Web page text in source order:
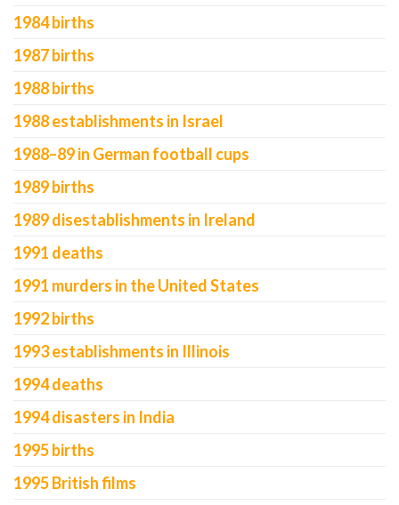
1984 births
1987 births
1988 births
1988 establishments in Israel
1988–89 in German football cups
1989 births
1989 disestablishments in Ireland
1991 deaths
1991 murders in the United States
1992 births
1993 establishments in Illinois
1994 deaths
1994 disasters in India
1995 births
1995 British films